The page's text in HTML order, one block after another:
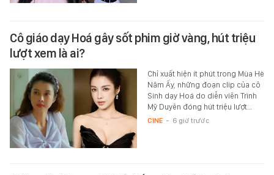
Cô giáo dạy Hoá gây sốt phim giờ vàng, hút triệu
lượt xem là ai?
Chỉ xuất hiện ít phút trong Mùa Hè
Năm Ấy, những đoạn clip của cô
Sinh dạy Hoá do diễn viên Trình
Mỹ Duyên đóng hút triệu lượt…
CINE - 6 giờ trước